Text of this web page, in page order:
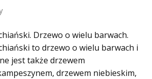
Drzewo o wielu barwach.
to drzewo o wielu barwach i
jest także drzewem
drzewem niebieskim,